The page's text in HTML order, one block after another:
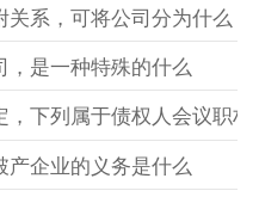
系，可将公司分为什么
是一种特殊的什么
下列属于债权人会议职
产企业的义务是什么